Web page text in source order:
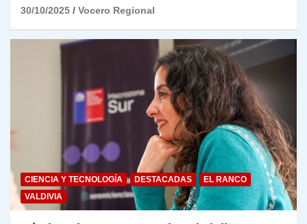
30/10/2025 Vocero Regional
CIENCIA Y TECNOLOGÍA DESTACADAS
EL RANCO
VALDIVIA